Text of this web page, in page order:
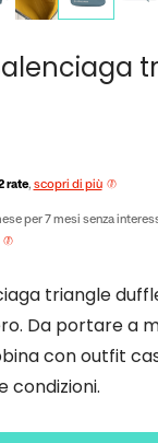
rate, scopri di più
per 7 mesi senza
triangle
Da portare a
con outfit
condizioni.